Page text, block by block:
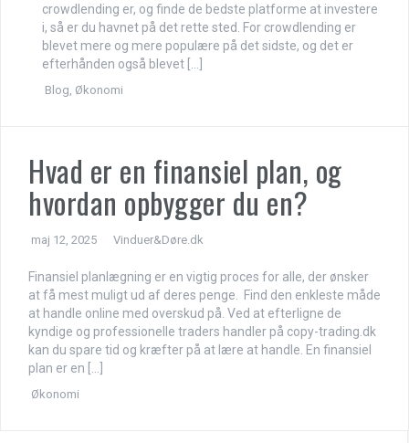
crowdlending er, og finde de bedste platforme at investere
i, så er du havnet på det rette sted. For crowdlending er
blevet mere og mere populære på det sidste, og det er
efterhånden også blevet […]
Blog, Økonomi
Hvad er en finansiel plan, og
hvordan opbygger du en?
maj 12, 2025 Vinduer&Døre.dk
Finansiel planlægning er en vigtig proces for alle, der ønsker
at få mest muligt ud af deres penge. Find den enkleste måde
at handle online med overskud på. Ved at efterligne de
kyndige og professionelle traders handler på copy-trading.dk
kan du spare tid og kræfter på at lære at handle. En finansiel
plan er en […]
Økonomi